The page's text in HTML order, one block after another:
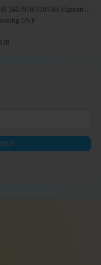
5457970/510/049 Figuren 5
OVP